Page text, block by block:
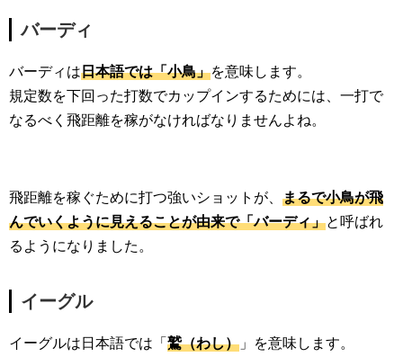
バーディ
バーディは日本語では「小鳥」を意味します。
規定数を下回った打数でカップインするためには、一打で
なるべく飛距離を稼がなければなりませんよね。
飛距離を稼ぐために打つ強いショットが、 まるで小鳥が飛
んでいくように見えることが由来で「バーディ」と呼ばれ
るようになりました。
イーグル
イーグルは日本語では「鷲（わし） 」を意味します。